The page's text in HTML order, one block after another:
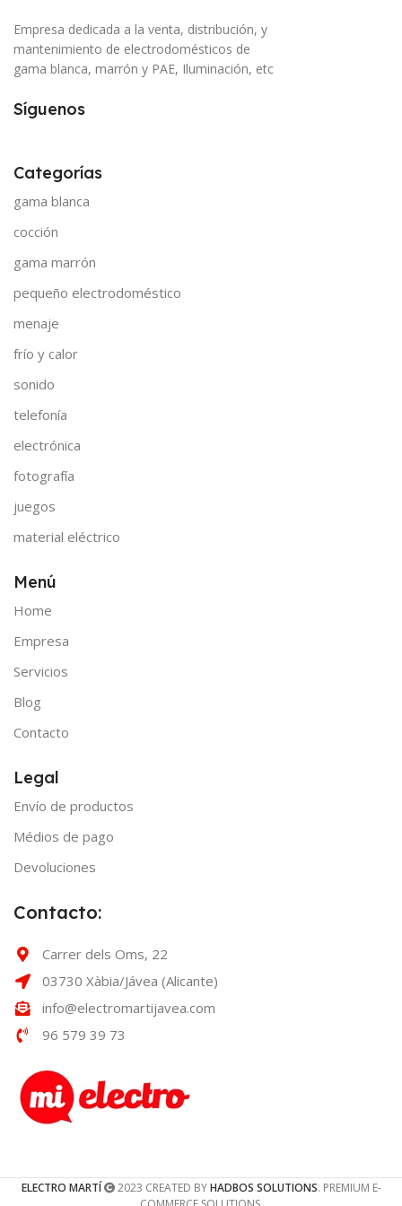
Empresa dedicada a la venta, distribución, y
mantenimiento de electrodomésticos de
gama blanca, marrón y PAE, Iluminación, etc
Síguenos
Categorías
gama blanca
cocción
gama marrón
pequeño electrodoméstico
menaje
frío y calor
sonido
telefonía
electrónica
fotografía
juegos
material eléctrico
Menú
Home
Empresa
Servicios
Blog
Contacto
Legal
Envío de productos
Médios de pago
Devoluciones
Contacto:
Carrer dels Oms, 22
03730 Xàbia/Jávea (Alicante)
info@electromartijavea.com
96 579 39 73
ELECTRO MARTÍ 2023 CREATED BYHADBOS SOLUTIONS. PREMIUM E-